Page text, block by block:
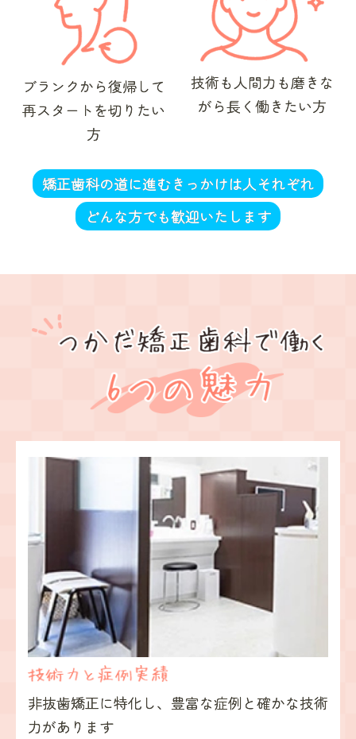
ブランクから復帰して
再スタートを切りたい
方
技術も人間力も磨きな
がら長く働きたい方
矯正歯科の道に進むきっかけは人それぞれ
どんな方でも歓迎いたします
非抜歯矯正に特化し、豊富な症例と確かな技術
力があります